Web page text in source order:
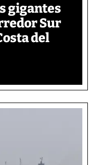
gigantes
Sur
del